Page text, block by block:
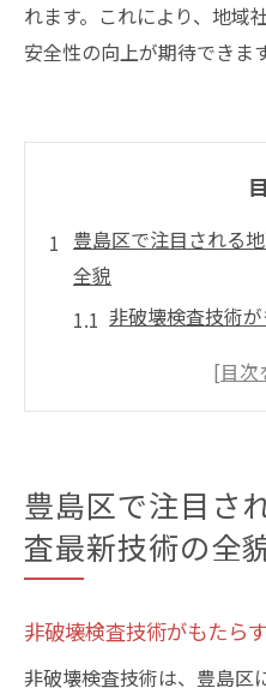
れます。これにより、地域
安全性の向上が期待できます
豊島区で注目される
全貌
非破壊検査技術
赤外線カメラの
豊島区での実証
地下水漏れの早期発
水資源管理の効
地域住民への安
豊島区で注目さ
査最新技術の全
非破壊検査技術がもたら
非破壊検査技術は、豊島区